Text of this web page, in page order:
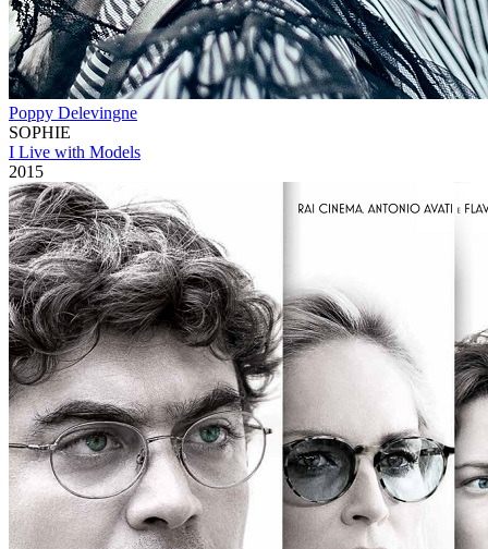
Poppy Delevingne
SOPHIE
I Live with Models
2015